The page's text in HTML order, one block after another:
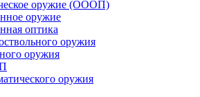
оружие (ОООП)
оружие
оптика
оружия
оружия
оружия